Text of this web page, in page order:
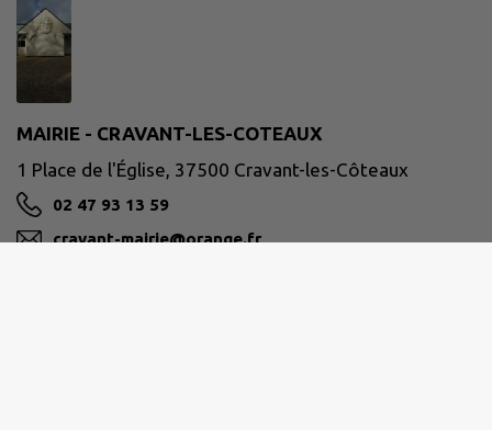
MAIRIE - CRAVANT-LES-COTEAUX
1 Place de l'Église, 37500 Cravant-les-Côteaux
02 47 93 13 59
cravant-mairie@orange.fr